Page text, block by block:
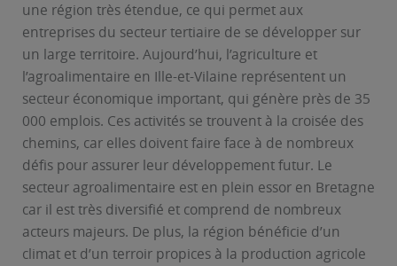
une région très étendue, ce qui permet aux
entreprises du secteur tertiaire de se développer sur
un large territoire. Aujourd’hui, l’agriculture et
l’agroalimentaire en Ille-et-Vilaine représentent un
secteur économique important, qui génère près de 35
000 emplois. Ces activités se trouvent à la croisée des
chemins, car elles doivent faire face à de nombreux
défis pour assurer leur développement futur. Le
secteur agroalimentaire est en plein essor en Bretagne
car il est très diversifié et comprend de nombreux
acteurs majeurs. De plus, la région bénéficie d’un
climat et d’un terroir propices à la production agricole